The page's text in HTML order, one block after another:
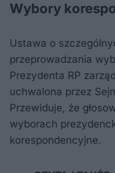
Wybory
Ustawa o
przeprowadzania
Prezydenta RP
uchwalona przez
Przewiduje, że
wyborach
korespondencyjne.